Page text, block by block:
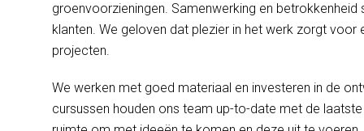
groenvoorzieningen. Samenwerking en
klanten. We geloven dat plezier in het werk zorgt
projecten.
We werken met goed materiaal en investeren in de
cursussen houden ons team up-to-date met de